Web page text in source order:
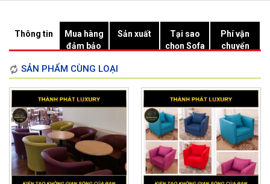
Thông tin
Mua hàng
đảm bảo
Sản xuất
Tại sao
chọn Sofa
Phí vận
chuyển
SẢN PHẨM CÙNG LOẠI